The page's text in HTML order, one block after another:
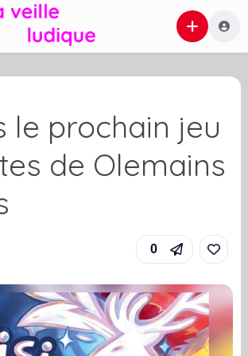
le prochain jeu
de Olemains
0